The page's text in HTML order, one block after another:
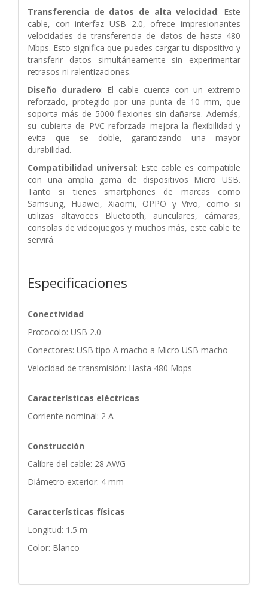
Transferencia de datos de alta velocidad: Este
cable, con interfaz USB 2.0, ofrece impresionantes
velocidades de transferencia de datos de hasta 480
Mbps. Esto significa que puedes cargar tu dispositivo y
transferir datos simultáneamente sin experimentar
retrasos ni ralentizaciones.
Diseño duradero: El cable cuenta con un extremo
reforzado, protegido por una punta de 10 mm, que
soporta más de 5000 flexiones sin dañarse. Además,
su cubierta de PVC reforzada mejora la flexibilidad y
evita que se doble, garantizando una mayor
durabilidad.
Compatibilidad universal: Este cable es compatible
con una amplia gama de dispositivos Micro USB.
Tanto si tienes smartphones de marcas como
Samsung, Huawei, Xiaomi, OPPO y Vivo, como si
utilizas altavoces Bluetooth, auriculares, cámaras,
consolas de videojuegos y muchos más, este cable te
servirá.
Especificaciones
Conectividad
Protocolo: USB 2.0
Conectores: USB tipo A macho a Micro USB macho
Velocidad de transmisión: Hasta 480 Mbps
Características eléctricas
Corriente nominal: 2 A
Construcción
Calibre del cable: 28 AWG
Diámetro exterior: 4 mm
Características físicas
Longitud: 1.5 m
Color: Blanco